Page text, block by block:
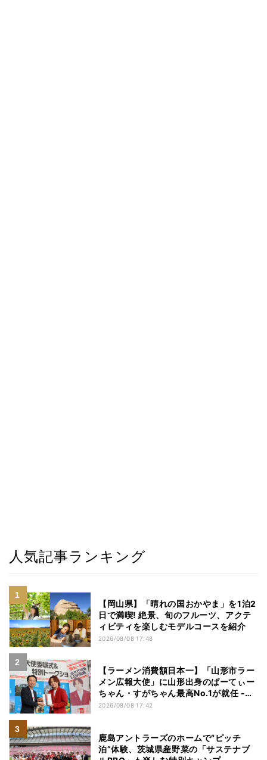
人気記事ランキング
【岡山県】「晴れの国おかやま」を1泊2
日で満喫! 絶景、旬のフルーツ、アクテ
ィビティを楽しむモデルコースを紹介
2026/08/08 17:48
【ラーメン消費額日本一】「山形市ラー
メン広報大使」に山形出身のぱーてぃー
ちゃん・すがちゃん最高No.1が就任 -
「山ラー」の魅力を発信へ
2026/08/08 17:42
鹿島アントラーズのホームで“ピッチ
泊”体験、茨城県産野菜の「サステナブ